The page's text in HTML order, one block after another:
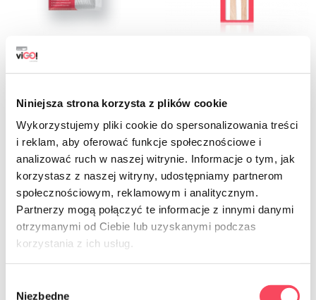
Niniejsza strona korzysta z plików cookie
Wykorzystujemy pliki cookie do spersonalizowania treści
i reklam, aby oferować funkcje społecznościowe i
analizować ruch w naszej witrynie. Informacje o tym, jak
korzystasz z naszej witryny, udostępniamy partnerom
społecznościowym, reklamowym i analitycznym.
Partnerzy mogą połączyć te informacje z innymi danymi
otrzymanymi od Ciebie lub uzyskanymi podczas
korzystania z ich usług.
Niezbędne
7324024
viGO! Cuillères à café - 24 pièces
2,39 zł 3,99 zł
- +
viGO! Fourchettes et couteaux en bois
4,49 zł brut
- +